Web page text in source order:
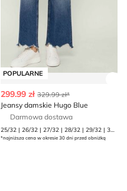
POPULARNE
299.99 zł 329.99 zł*
Jeansy damskie Hugo Blue
Darmowa dostawa
25/32 | 26/32 | 27/32 | 28/32 | 29/32 | 30/32
*najniższa cena w okresie 30 dni przed obniżką